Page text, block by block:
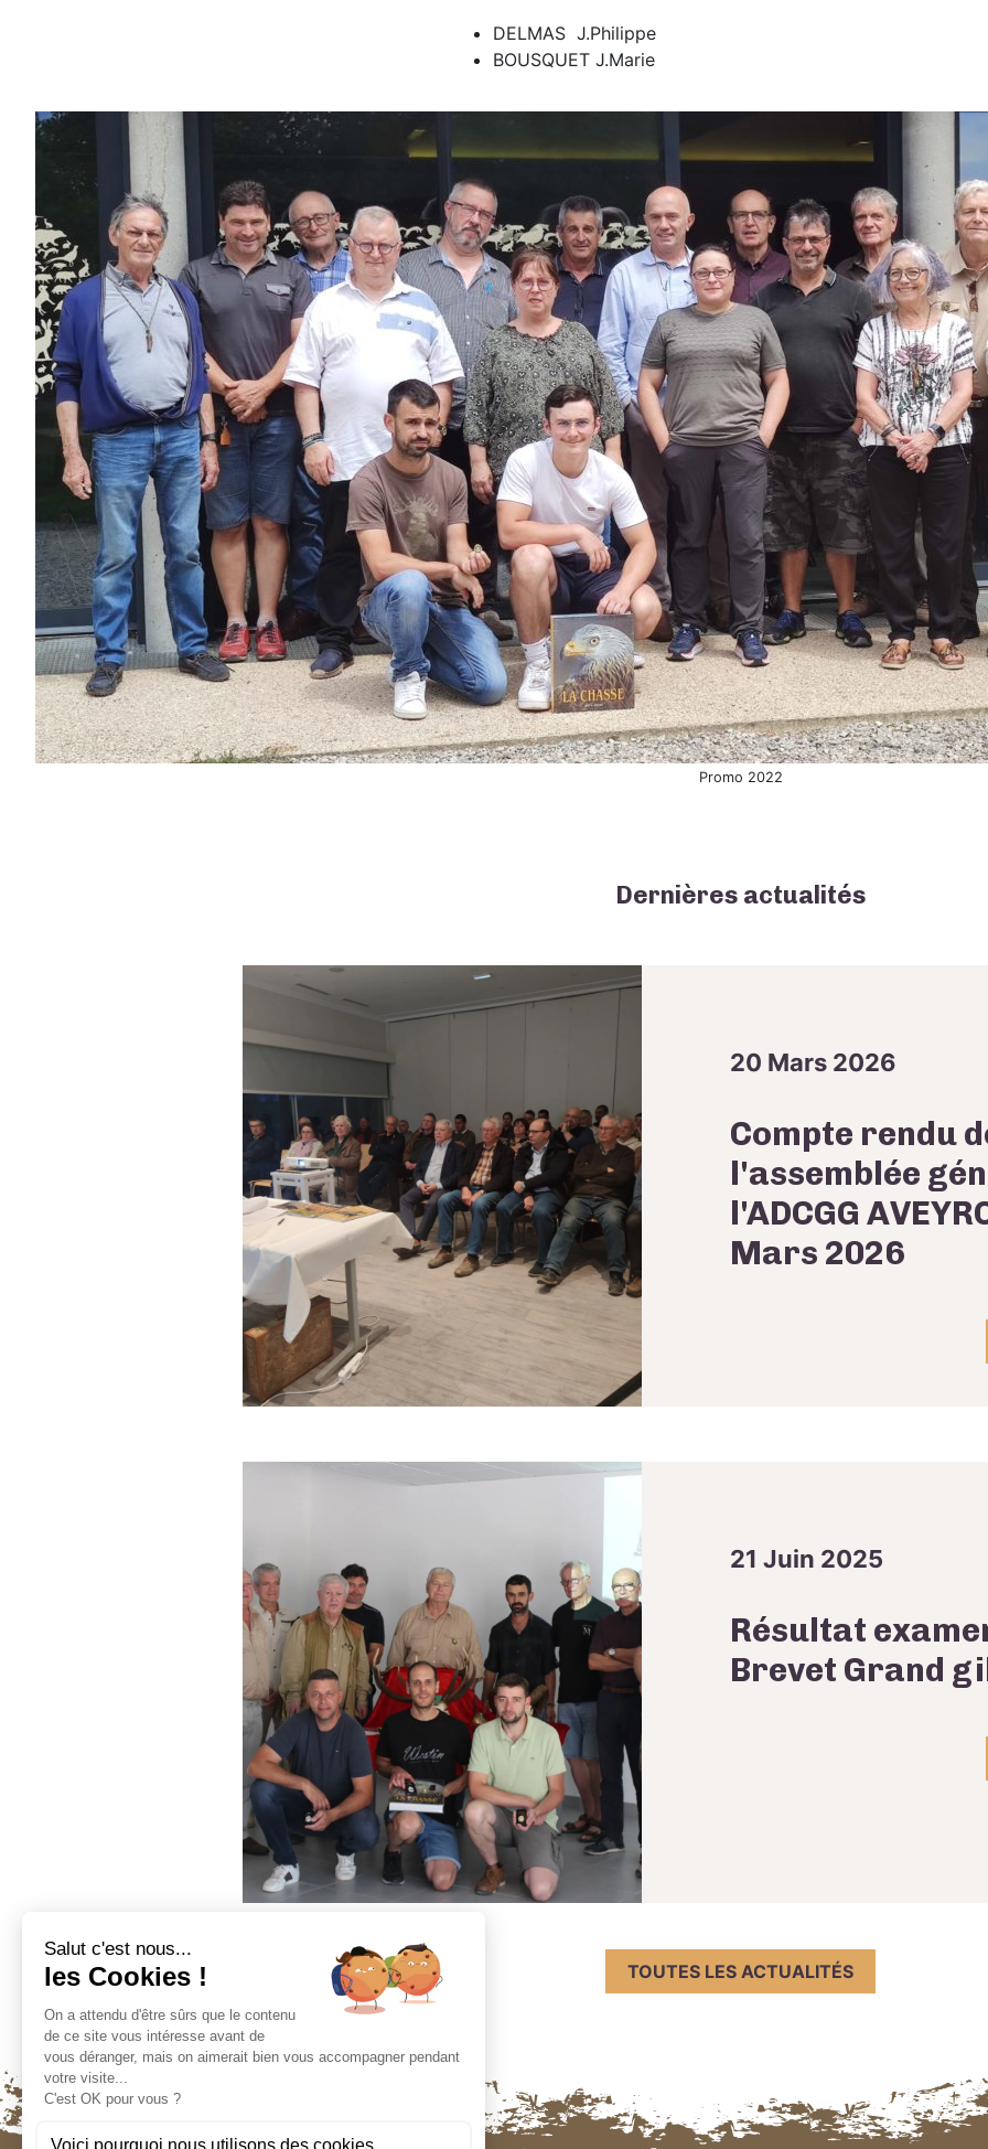
DELMAS J.Philippe
BOUSQUET J.Marie
Promo 2022
Dernières actualités
20 Mars 2026
Compte rendu
l'assemblée
l'ADCGG
Mars 2026
21 Juin 2025
Résultat
Brevet Grand
TOUTES LES ACTUALITÉS